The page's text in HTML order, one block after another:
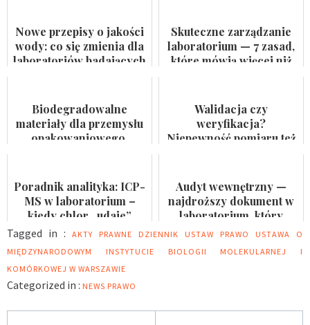
Nowe przepisy o jakości
wody: co się zmienia dla
laboratoriów badających
Skuteczne zarządzanie
laboratorium — 7 zasad,
które mówią więcej niż
Biodegradowalne
materiały dla przemysłu
opakowaniowego.
Walidacja czy
weryfikacja?
Niepewność pomiaru też
Poradnik analityka: ICP-
MS w laboratorium –
kiedy chlor „udaje”
arsen?
Audyt wewnętrzny —
najdroższy dokument w
laboratorium, który
nikomu się nie przydaje
Tagged in : AKTY PRAWNE DZIENNIK USTAW PRAWO
USTAWA O
MIĘDZYNARODOWYM INSTYTUCIE BIOLOGII MOLEKULARNEJ I
KOMÓRKOWEJ W WARSZAWIE
Categorized in : NEWS PRAWO